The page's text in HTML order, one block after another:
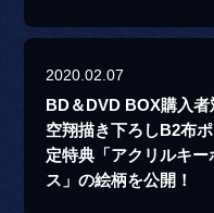
2020.02.07
BD＆DVD BOX購入
空翔描き下ろしB2布
定特典「アクリルキ
ス」の絵柄を公開！